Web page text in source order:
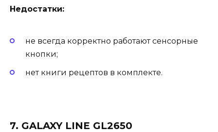
Недостатки:
не всегда корректно работают сенсорные
кнопки;
нет книги рецептов в комплекте.
7. GALAXY LINE GL2650